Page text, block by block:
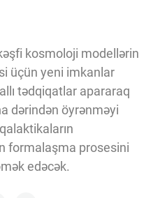
kosmoloji modellərin
üçün yeni imkanlar
tədqiqatlar apararaq
dərindən öyrənməyi
formalaşma prosesini
edəcək.